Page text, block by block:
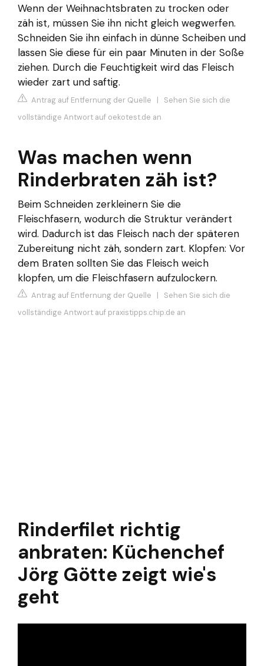
Wenn der Weihnachtsbraten zu trocken oder
zäh ist, müssen Sie ihn nicht gleich wegwerfen.
Schneiden Sie ihn einfach in dünne Scheiben und
lassen Sie diese für ein paar Minuten in der Soße
ziehen. Durch die Feuchtigkeit wird das Fleisch
wieder zart und saftig.
Antrag auf Entfernung der Quelle | Sehen Sie sich die
vollständige Antwort auf oekotest.de an
Was machen wenn
Rinderbraten zäh ist?
Beim Schneiden zerkleinern Sie die
Fleischfasern, wodurch die Struktur verändert
wird. Dadurch ist das Fleisch nach der späteren
Zubereitung nicht zäh, sondern zart. Klopfen: Vor
dem Braten sollten Sie das Fleisch weich
klopfen, um die Fleischfasern aufzulockern.
Antrag auf Entfernung der Quelle | Sehen Sie sich die
vollständige Antwort auf praxistipps.chip.de an
Rinderfilet richtig
anbraten: Küchenchef
Jörg Götte zeigt wie's
geht